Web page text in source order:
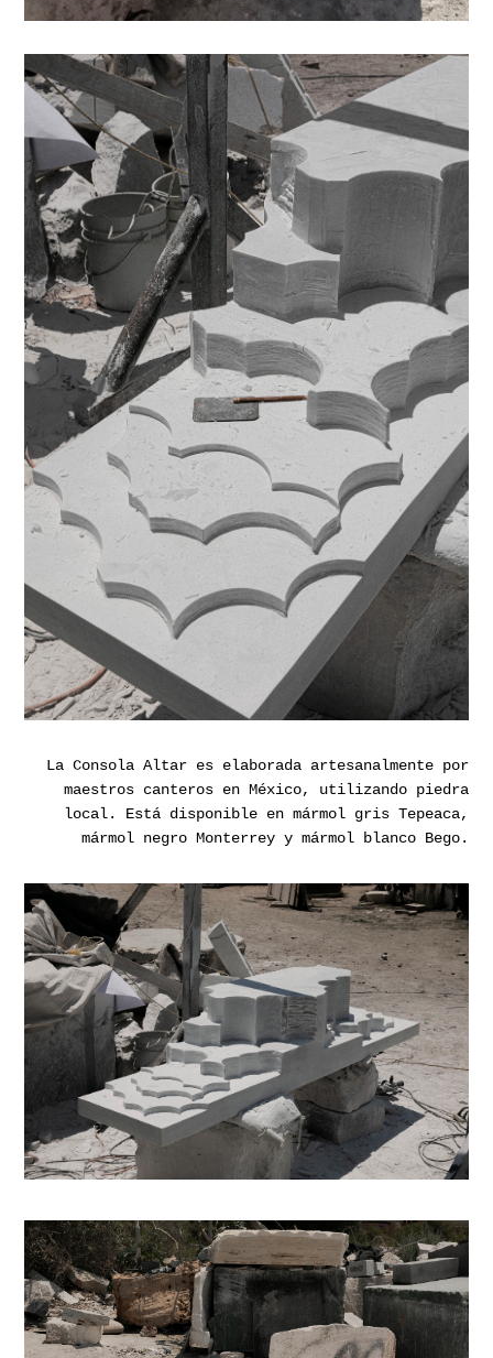
La Consola Altar es elaborada artesanalmente por
maestros canteros en México, utilizando piedra
local. Está disponible en mármol gris Tepeaca,
mármol negro Monterrey y mármol blanco Bego.